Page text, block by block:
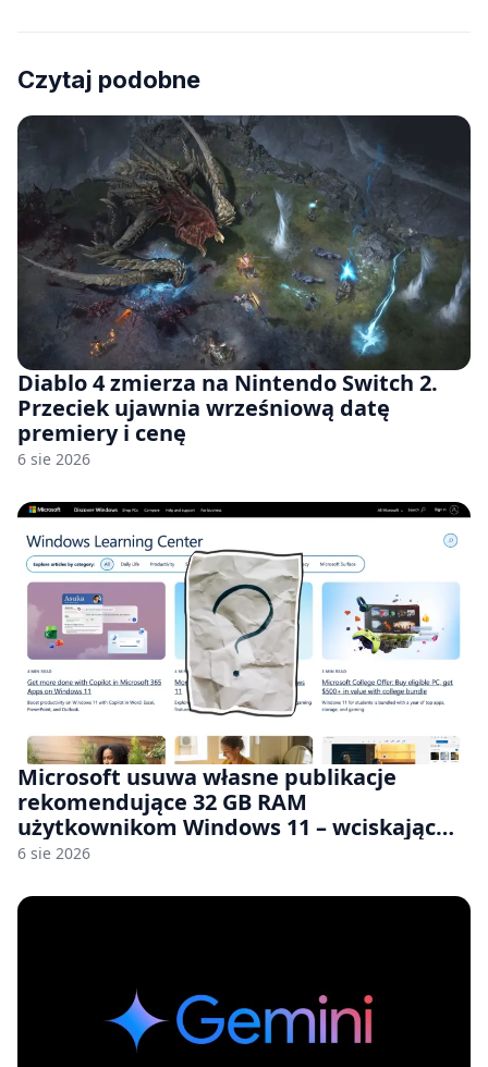
Czytaj podobne
Diablo 4 zmierza na Nintendo Switch 2.
Przeciek ujawnia wrześniową datę
premiery i cenę
6 sie 2026
Microsoft usuwa własne publikacje
rekomendujące 32 GB RAM
użytkownikom Windows 11 – wciskając
nam przy tym komputery z 8 GB RAM po
6 sie 2026